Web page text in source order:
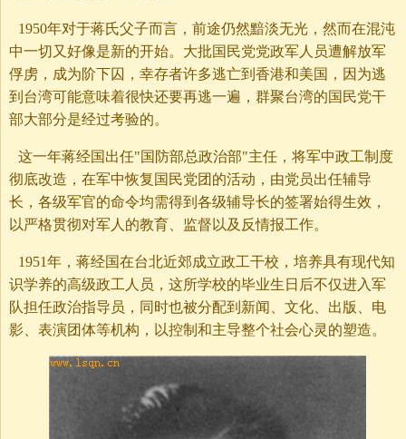
1950年对于蒋氏父子而言，前途仍然黯淡无光，然而在混沌
中一切又好像是新的开始。大批国民党党政军人员遭解放军
俘虏，成为阶下囚，幸存者许多逃亡到香港和美国，因为逃
到台湾可能意味着很快还要再逃一遍，群聚台湾的国民党干
部大部分是经过考验的。
这一年蒋经国出任"国防部总政治部"主任，将军中政工制度
彻底改造，在军中恢复国民党团的活动，由党员出任辅导
长，各级军官的命令均需得到各级辅导长的签署始得生效，
以严格贯彻对军人的教育、监督以及反情报工作。
1951年，蒋经国在台北近郊成立政工干校，培养具有现代知
识学养的高级政工人员，这所学校的毕业生日后不仅进入军
队担任政治指导员，同时也被分配到新闻、文化、出版、电
影、表演团体等机构，以控制和主导整个社会心灵的塑造。